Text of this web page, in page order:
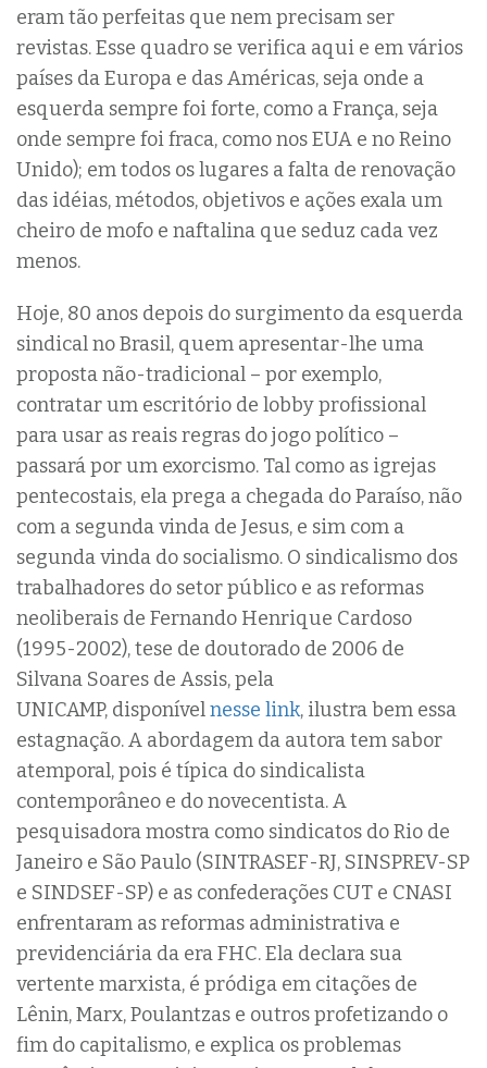
eram tão perfeitas que nem precisam ser
revistas. Esse quadro se verifica aqui e em vários
países da Europa e das Américas, seja onde a
esquerda sempre foi forte, como a França, seja
onde sempre foi fraca, como nos EUA e no Reino
Unido); em todos os lugares a falta de renovação
das idéias, métodos, objetivos e ações exala um
cheiro de mofo e naftalina que seduz cada vez
menos.
Hoje, 80 anos depois do surgimento da esquerda
sindical no Brasil, quem apresentar-lhe uma
proposta não-tradicional – por exemplo,
contratar um escritório de lobby profissional
para usar as reais regras do jogo político –
passará por um exorcismo. Tal como as igrejas
pentecostais, ela prega a chegada do Paraíso, não
com a segunda vinda de Jesus, e sim com a
segunda vinda do socialismo. O sindicalismo dos
trabalhadores do setor público e as reformas
neoliberais de Fernando Henrique Cardoso
(1995-2002), tese de doutorado de 2006 de
Silvana Soares de Assis, pela
UNICAMP, disponívelnesse link, ilustra bem essa
estagnação. A abordagem da autora tem sabor
atemporal, pois é típica do sindicalista
contemporâneo e do novecentista. A
pesquisadora mostra como sindicatos do Rio de
Janeiro e São Paulo (SINTRASEF-RJ, SINSPREV-SP
e SINDSEF-SP) e as confederações CUT e CNASI
enfrentaram as reformas administrativa e
previdenciária da era FHC. Ela declara sua
vertente marxista, é pródiga em citações de
Lênin, Marx, Poulantzas e outros profetizando o
fim do capitalismo, e explica os problemas